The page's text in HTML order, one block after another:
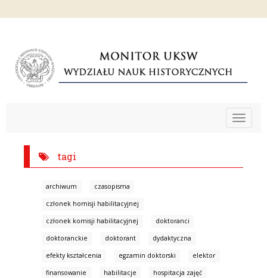
Toggle
tagi
archiwum czasopisma
członek homisji habilitacyjnej
członek komisji habilitacyjnej doktoranci
doktoranckie doktorant dydaktyczna
efekty kształcenia egzamin doktorski elektor
finansowanie habilitacje hospitacja zajęć